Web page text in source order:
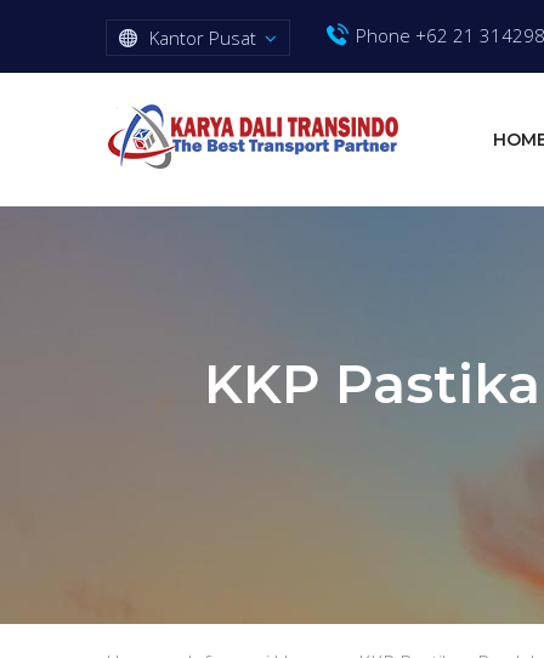
Kantor Pusat Phone +62 21
KKP